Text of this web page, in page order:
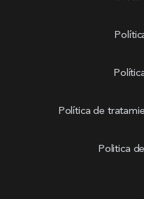
Política de
Politica